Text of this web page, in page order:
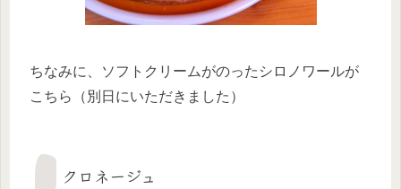
ちなみに、ソフトクリームがのったシロノワールが
こちら（別日にいただきました）
クロネージュ